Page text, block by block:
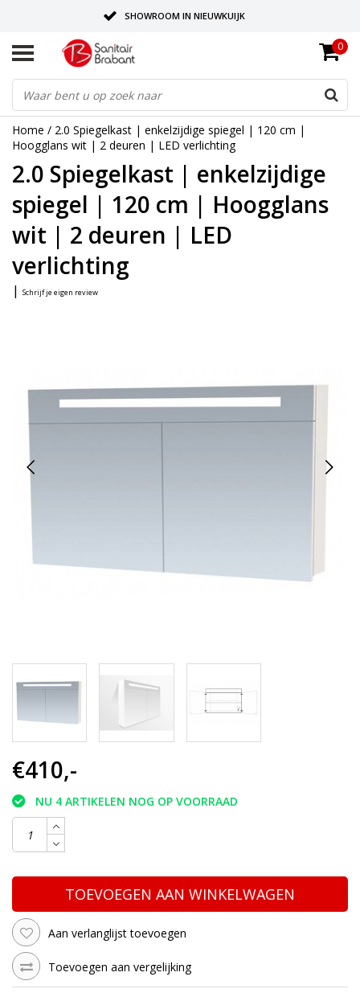
SHOWROOM IN NIEUWKUIJK
BEZORGING OP AFSPRAAK
LEVERING EN REALISATIE ONDER EEN DAK!
0
Home / 2.0 Spiegelkast | enkelzijdige spiegel | 120 cm |
Hoogglans wit | 2 deuren | LED verlichting
2.0 Spiegelkast | enkelzijdige
spiegel | 120 cm | Hoogglans
wit | 2 deuren | LED
verlichting
| Schrijf je eigen review
€410,-
NU 4 ARTIKELEN NOG OP VOORRAAD
TOEVOEGEN AAN WINKELWAGEN
Aan verlanglijst toevoegen
Toevoegen aan vergelijking